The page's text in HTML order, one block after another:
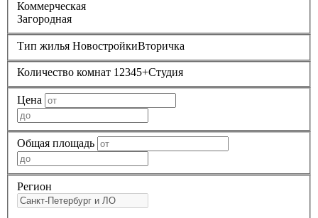
Коммерческая
Загородная
Тип жилья НовостройкиВторичка
Количество комнат 1 2345+Студия
Цена
Общая площадь
Регион